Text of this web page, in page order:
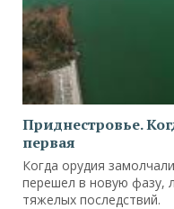
Приднестровье.
первая
Когда орудия
перешел в новую фазу,
тяжелых последствий.